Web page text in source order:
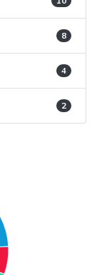
8
4
2